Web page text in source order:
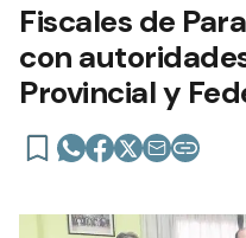
Fiscales de
con
Provincial y